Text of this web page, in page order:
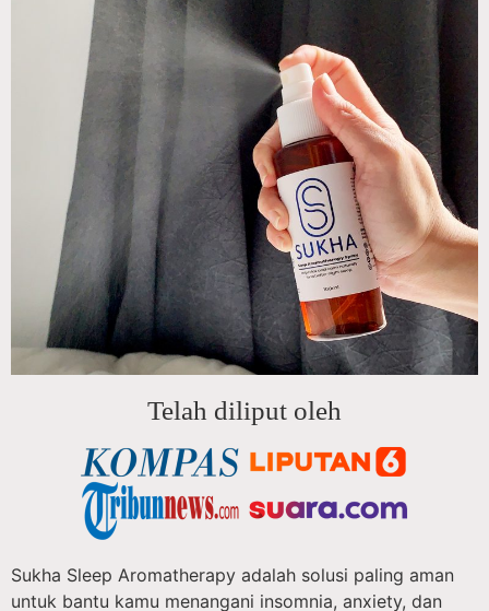
Telah diliput oleh
Sukha Sleep Aromatherapy adalah solusi paling aman
untuk bantu kamu menangani insomnia, anxiety, dan